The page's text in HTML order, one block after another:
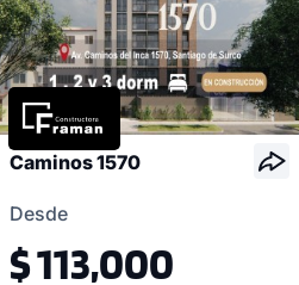
Caminos 1570
Desde
$ 113,000